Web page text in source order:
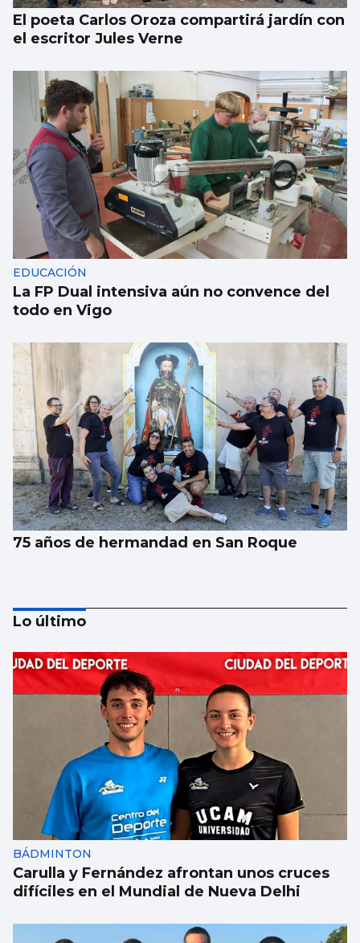
El poeta Carlos Oroza compartirá jardín con
el escritor Jules Verne
EDUCACIÓN
La FP Dual intensiva aún no convence del
todo en Vigo
75 años de hermandad en San Roque
SANIDAD
Vithas implanta el uso de nuevos fármacos
para el alzhéimer leve
Lo último
BÁDMINTON
Carulla y Fernández afrontan unos cruces
difíciles en el Mundial de Nueva Delhi